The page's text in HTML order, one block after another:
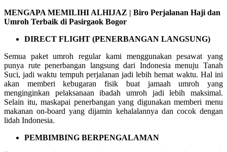
MENGAPA MEMILIHI ALHIJAZ | Biro Perjalanan Haji dan
Umroh Terbaik di Pasirgaok Bogor
DIRECT FLIGHT (PENERBANGAN LANGSUNG)
Semua paket umroh regular kami menggunakan pesawat yang
punya rute penerbangan langsung dari Indonesia menuju Tanah
Suci, jadi waktu tempuh perjalanan jadi lebih hemat waktu. Hal ini
akan memberi kebugaran fisik buat jamaah umroh yang
menginginkan pelaksanaan ibadah umroh jadi lebih maksimal.
Selain itu, maskapai penerbangan yang digunakan memberi menu
makanan on-board yang dijamin kehalalannya dan cocok dengan
lidah Indonesia.
PEMBIMBING BERPENGALAMAN